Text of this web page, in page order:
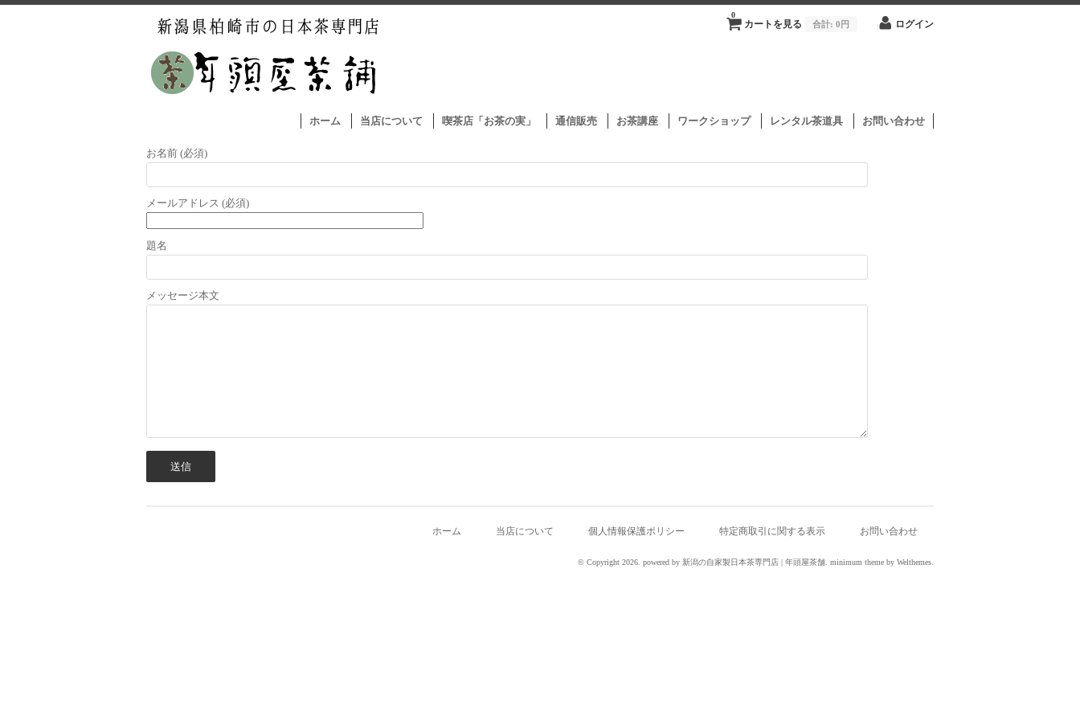
カートを見る
0
合計: 0円 ログイン
ホーム 当店について 喫茶店「お茶の実」 通信販売 お茶講座 ワークショップ レンタル茶道具 お問い合わせ
お名前 (必須)
メールアドレス (必須)
題名
メッセージ本文
ホーム 当店について 個人情報保護ポリシー 特定商取引に関する表示 お問い合わせ
© Copyright 2026. powered by 新潟の自家製日本茶専門店 | 年頭屋茶舗. minimum theme by Welthemes.